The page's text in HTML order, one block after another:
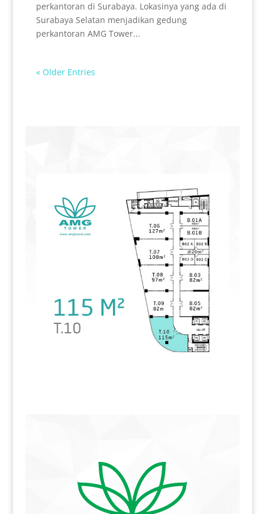
perkantoran di Surabaya. Lokasinya yang ada di
Surabaya Selatan menjadikan gedung
perkantoran AMG Tower...
« Older Entries